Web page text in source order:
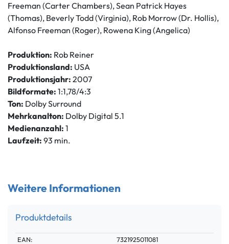
Freeman (Carter Chambers), Sean Patrick Hayes
(Thomas), Beverly Todd (Virginia), Rob Morrow (Dr. Hollis),
Alfonso Freeman (Roger), Rowena King (Angelica)
Produktion: Rob Reiner
Produktionsland: USA
Produktionsjahr: 2007
Bildformate: 1:1,78/4:3
Ton: Dolby Surround
Mehrkanalton: Dolby Digital 5.1
Medienanzahl: 1
Laufzeit: 93 min.
Weitere Informationen
Produktdetails
Technisches
Wert
EAN:
7321925011081